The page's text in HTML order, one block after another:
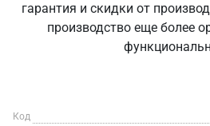
гарантия и скидки от
производство еще более
Код